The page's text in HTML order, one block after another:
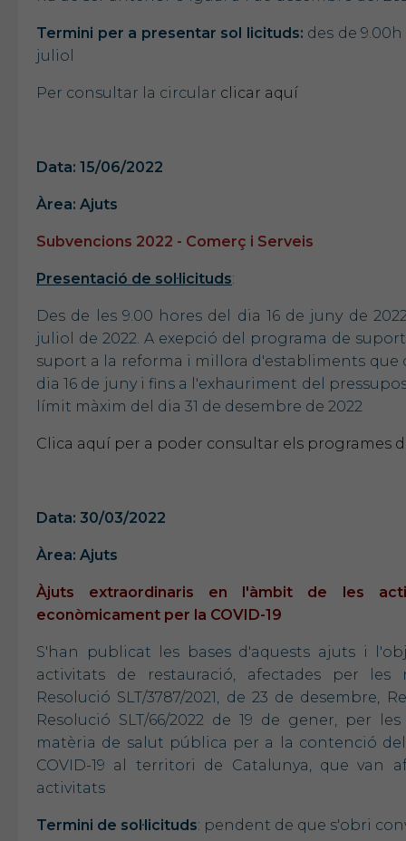
Termini per a presentar sol licituds: des de
juliol
Per consultar la circular clicar aquí
Data: 15/06/2022
Àrea: Ajuts
Subvencions 2022 - Comerç i Serveis
Presentació de sol·licituds:
Des de les 9.00 hores del dia 16 de juny de
juliol de 2022. A exepció del programa de
suport a la reforma i millora d'establiments que
dia 16 de juny i fins a l'exhauriment del
límit màxim del dia 31 de desembre de 2022
Clica aquí per a poder consultar els programes
Data: 30/03/2022
Àrea: Ajuts
Àjuts extraordinaris en l'àmbit de les
econòmicament per la COVID-19
S'han publicat les bases d'aquests ajuts i
activitats de restauració, afectades per
Resolució SLT/3787/2021, de 23 de desembre,
Resolució SLT/66/2022 de 19 de gener, per
matèria de salut pública per a la contenció
COVID-19 al territori de Catalunya, que van
activitats
Termini de sol·licituds: pendent de que s'obri